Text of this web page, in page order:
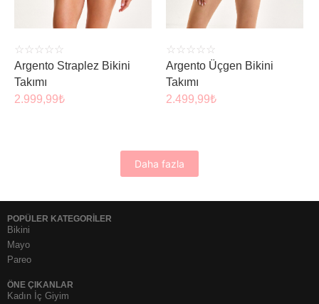
☆ ☆ ☆ ☆ ☆
Argento Straplez Bikini
Takımı
2.999,99₺
☆ ☆ ☆ ☆ ☆
Argento Üçgen Bikini
Takımı
2.499,99₺
Daha fazla
POPÜLER KATEGORİLER
Bikini
Mayo
Pareo
ÖNE ÇIKANLAR
Kadın İç Giyim